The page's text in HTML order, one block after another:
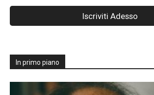
In primo piano